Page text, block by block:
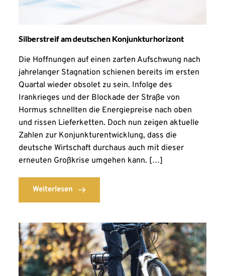
Silberstreif am deutschen Konjunkturhorizont
Die Hoffnungen auf einen zarten Aufschwung nach
jahrelanger Stagnation schienen bereits im ersten
Quartal wieder obsolet zu sein. Infolge des
Irankrieges und der Blockade der Straße von
Hormus schnellten die Energiepreise nach oben
und rissen Lieferketten. Doch nun zeigen aktuelle
Zahlen zur Konjunkturentwicklung, dass die
deutsche Wirtschaft durchaus auch mit dieser
erneuten Großkrise umgehen kann. […]
Weiterlesen